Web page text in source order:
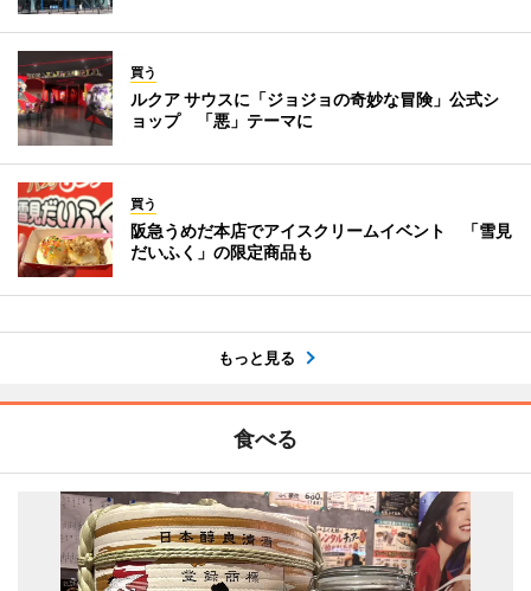
買う
ルクア サウスに「ジョジョの奇妙な冒険」公式シ
ョップ 「悪」テーマに
買う
阪急うめだ本店でアイスクリームイベント 「雪見
だいふく」の限定商品も
もっと見る
食べる